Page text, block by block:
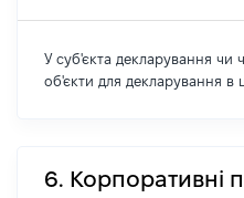
У суб'єкта декларування чи
об'єкти для декларування в
6. Корпоративні